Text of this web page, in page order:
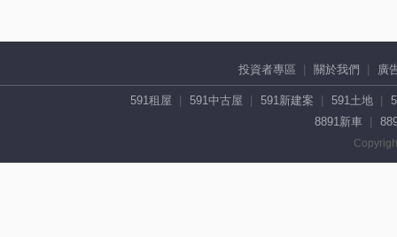
投資者專區 關於我們 廣
591租屋 591中古屋 591新建案 591土地
8891新車